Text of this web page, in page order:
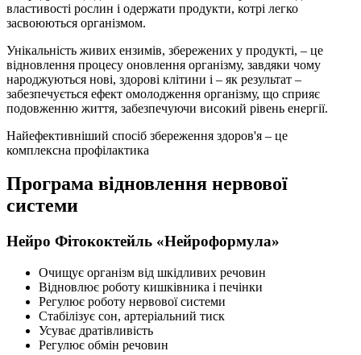
властивості рослин і одержати продукти, котрі легко
засвоюються організмом.
Унікальність живих ензимів, збережених у продукті, – це
відновлення процесу оновлення організму, завдяки чому
народжуються нові, здорові клітини і – як результат –
забезпечується ефект омолодження організму, що сприяє
подовженню життя, забезпечуючи високий рівень енергії.
Найефективніший спосіб збереження здоров'я – це
комплексна профілактика
Програма відновлення нервової
системи
Нейро Фітококтейль «Нейроформула»
Очищує організм від шкідливих речовин
Відновлює роботу кишківника і печінки
Регулює роботу нервової системи
Стабілізує сон, артеріальний тиск
Усуває дратівливість
Регулює обмін речовин